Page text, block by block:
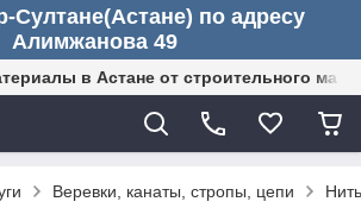
Султане(Астане) по адресу
Алимжанова 49
в Астане от строительного
Веревки, канаты, стропы, цепи